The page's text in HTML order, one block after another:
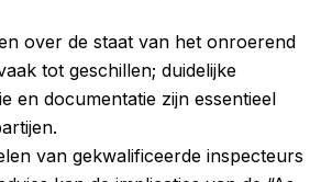
over de staat van het onroerend
tot geschillen; duidelijke
en documentatie zijn essentieel
van gekwalificeerde inspecteurs